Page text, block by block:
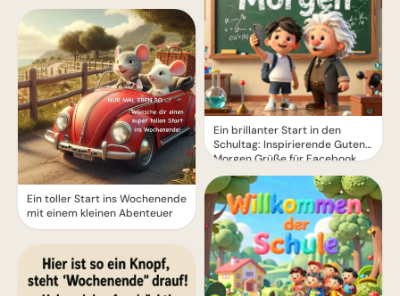
Ein toller Start ins Wochenende
mit einem kleinen Abenteuer
Ein brillanter Start in den
Schultag: Inspirierende Guten
Morgen Grüße für Facebook